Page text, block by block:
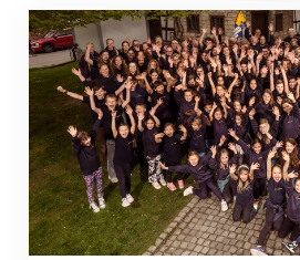
Mitmachen ist